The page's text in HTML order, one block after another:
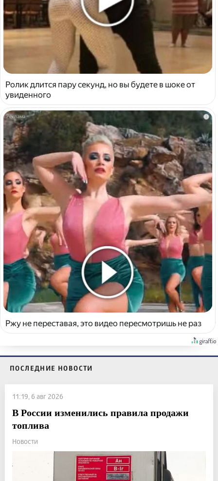
Ролик длится пару секунд, но вы будете в шоке от
увиденного
i
Ржу не переставая, это видео пересмотришь не раз
ПОСЛЕДНИЕ НОВОСТИ
11:19, 6 авг 2026
В России изменились правила продажи
топлива
Новости